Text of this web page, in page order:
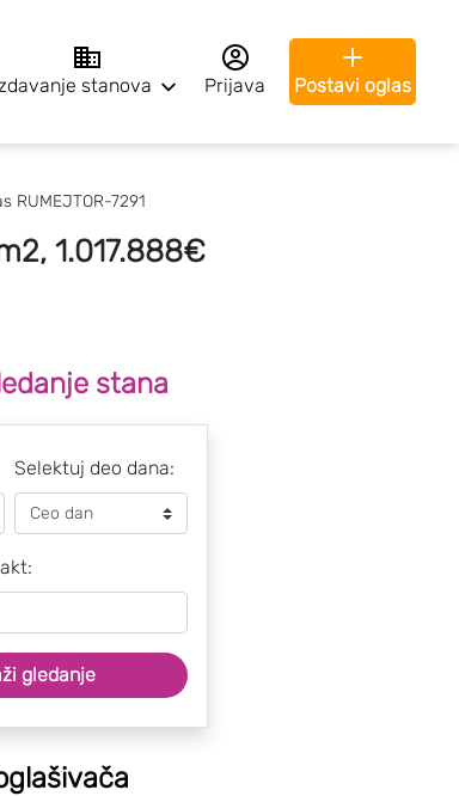
stanova Prijava Postavi oglas
RUMEJTOR-7291
1.017.888€
stana
Selektuj deo dana:
gledanje